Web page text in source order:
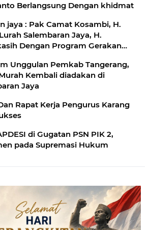
Sudanto Berlangsung Dengan khidmat
jaya : Pak Camat Kosambi, H.
Salembaran Jaya, H.
Dengan Program Gerakan
Unggulan Pemkab Tangerang,
Kembali diadakan di
Jaya
Rapat Kerja Pengurus Karang
di Gugatan PSN PIK 2,
pada Supremasi Hukum